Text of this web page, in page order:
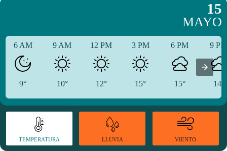
15
MAYO
6 AM
9°
9 AM
10°
12 PM
12°
3 PM
15°
6 PM
15°
9
14°
TEMPERATURA LLUVIA VIENTO